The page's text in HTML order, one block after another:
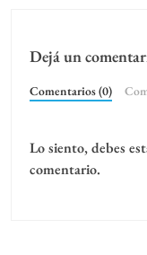
Dejá un
Comentarios (0)
Lo siento, debes
comentario.